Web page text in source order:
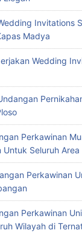
Invitations
Madya
Wedding
Perkawinan
Untuk Seluruh
Perkawinan
Perkawinan
Wilayah di